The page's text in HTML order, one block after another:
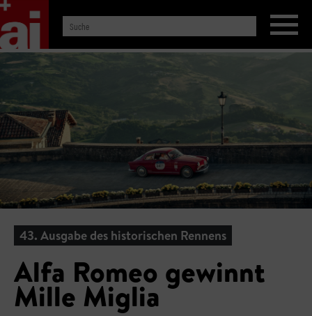
43. Ausgabe des historischen Rennens
Alfa Romeo gewinnt
Mille Miglia